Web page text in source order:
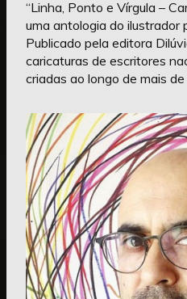
“Linha, Ponto e Vírgula –
uma antologia do ilustrador
Publicado pela editora
caricaturas de escritores
criadas ao longo de mais